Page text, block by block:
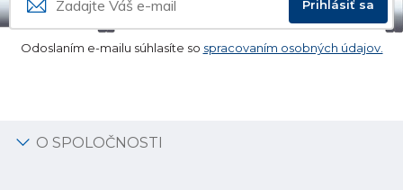
Prihlásiť sa
Odoslaním e-mailu súhlasíte so spracovaním osobných údajov.
O SPOLOČNOSTI